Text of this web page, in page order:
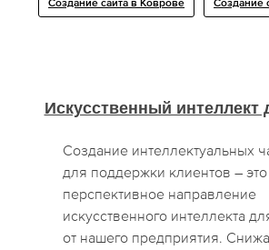
Создание сайта в Коврове Создание
Искусственный интеллект
Создание интеллектуальных
для поддержки клиентов – это
перспективное направление
искусственного интеллекта
от нашего предприятия.